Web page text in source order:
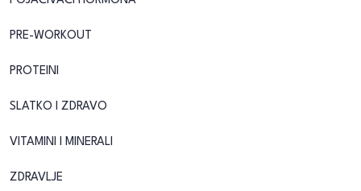
PRE-WORKOUT
PROTEINI
SLATKO I ZDRAVO
VITAMINI I MINERALI
ZDRAVLJE